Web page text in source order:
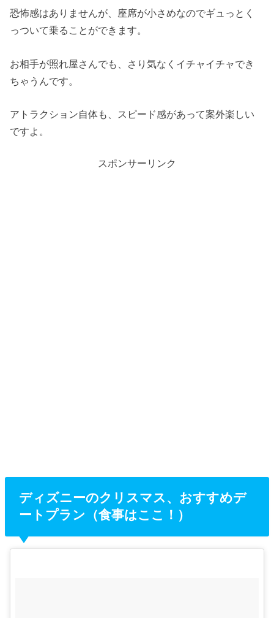
恐怖感はありませんが、座席が小さめなのでギュっとく
っついて乗ることができます。
お相手が照れ屋さんでも、さり気なくイチャイチャでき
ちゃうんです。
アトラクション自体も、スピード感があって案外楽しい
ですよ。
スポンサーリンク
ディズニーのクリスマス、おすすめデ
ートプラン（食事はここ！）